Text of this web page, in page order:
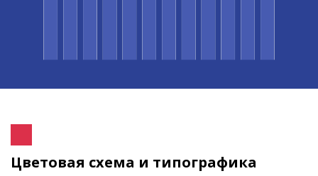
Цветовая схема и типографика